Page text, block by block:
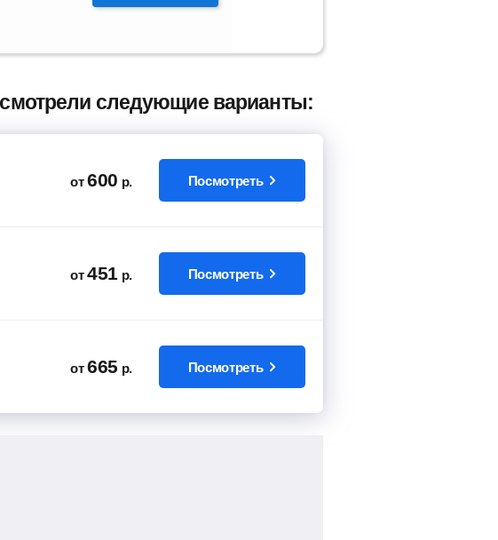
следующие варианты:
от 600 р. Посмотреть
от 451 р. Посмотреть
от 665 р. Посмотреть